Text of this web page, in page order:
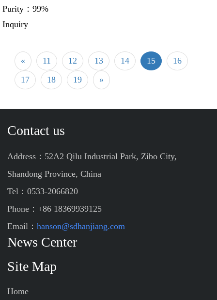
Purity： 99%
Inquiry
« 11 12 13 14 15
16
17
18 19 »
Contact us
Address：52A2 Qilu Industrial Park, Zibo City,
Shandong Province, China
Tel：0533-2066820
Phone：+86 18369939125
Email： hanson@sdhanjiang.com
News Center
Site Map
Home